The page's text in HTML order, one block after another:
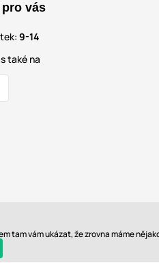
vás
9-14
také na
tam vám ukázat, že zrovna máme